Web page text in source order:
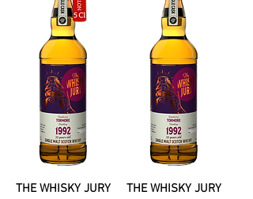
THE WHISKY JURY
THE WHISKY JURY